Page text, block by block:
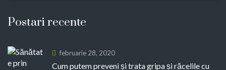
Postari recente
februarie 28, 2020
Cum putem preveni și trata gripa și răcelile cu